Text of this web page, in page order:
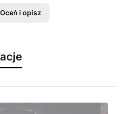
Oceń i opisz